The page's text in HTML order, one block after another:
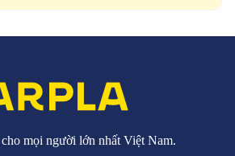
mọi người lớn nhất Việt Nam.